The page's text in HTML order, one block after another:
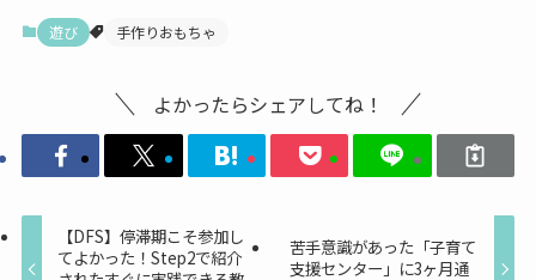
遊び 手作りおもちゃ
よかったらシェアしてね！
【DFS】停滞期こそ参加し
てよかった！Step2で紹介
苦手意識があった「子育て
支援センター」に3ヶ月通